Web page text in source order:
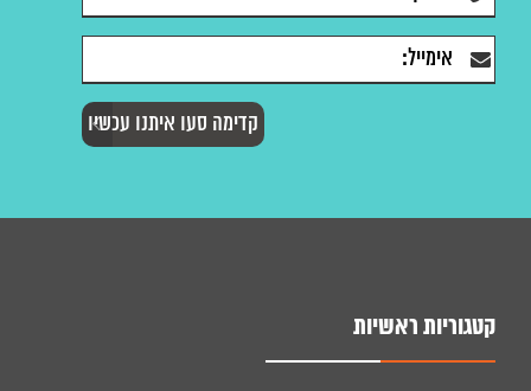
קטגוריות ראשיות